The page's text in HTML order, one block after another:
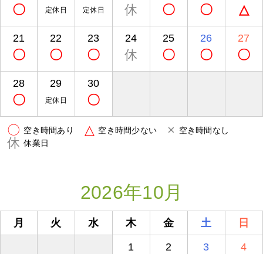
〇 定休日 定休日 休 〇 〇 △
21
〇
22
〇
23
〇
24
休
25
〇
26
〇
27
〇
28
〇
29
定休日
30
〇
〇 空き時間あり △ 空き時間少ない × 空き時間なし
休 休業日
2026年10月
月 火 水 木 金 土 日
1 2 3 4